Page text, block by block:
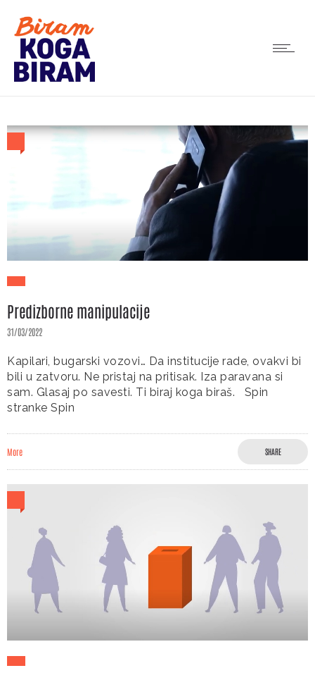
Predizborne manipulacije
31/03/2022
Kapilari, bugarski vozovi… Da institucije rade, ovakvi bi
bili u zatvoru. Ne pristaj na pritisak. Iza paravana si
sam. Glasaj po savesti. Ti biraj koga biraš. Spin
stranke Spin
More SHARE